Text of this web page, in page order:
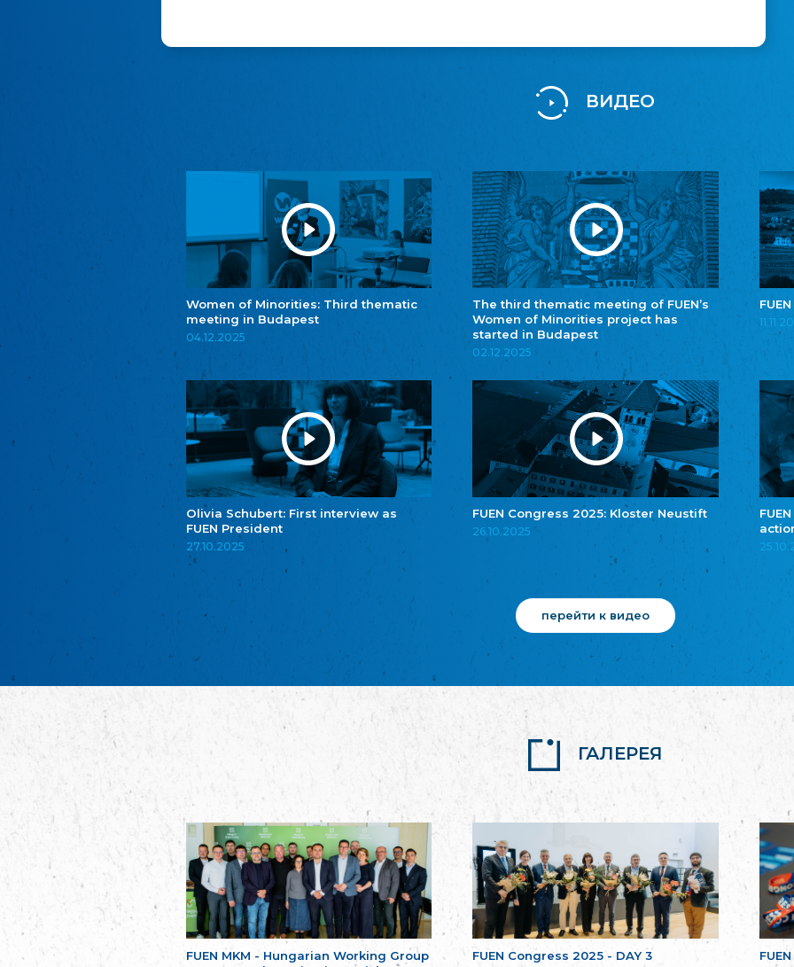
ВИДЕО
Women of Minorities: Third thematic
meeting in Budapest
04.12.2025
The third thematic meeting of FUEN’s
Women of Minorities project has
started in Budapest
02.12.2025
Olivia Schubert: First interview as
FUEN President
27.10.2025
FUEN Congress 2025: Kloster Neustift
26.10.2025
перейти к видео
ГАЛЕРЕЯ
FUEN MKM - Hungarian Working Group
FUEN Congress 2025 - DAY 3